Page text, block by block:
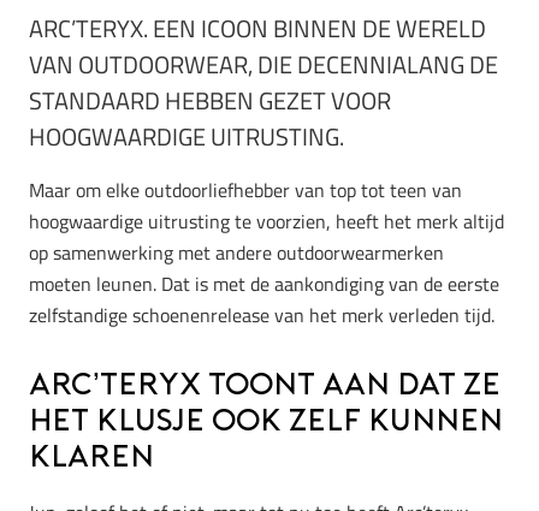
ARC’TERYX. EEN ICOON BINNEN DE WERELD
VAN OUTDOORWEAR, DIE DECENNIALANG DE
STANDAARD HEBBEN GEZET VOOR
HOOGWAARDIGE UITRUSTING.
Maar om elke outdoorliefhebber van top tot teen van
hoogwaardige uitrusting te voorzien, heeft het merk altijd
op samenwerking met andere outdoorwearmerken
moeten leunen. Dat is met de aankondiging van de eerste
zelfstandige schoenenrelease van het merk verleden tijd.
Arc’teryx toont aan dat ze
het klusje ook zelf kunnen
klaren